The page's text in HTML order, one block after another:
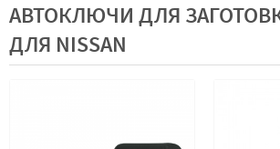
АВТОКЛЮЧИ ДЛЯ
ДЛЯ NISSAN